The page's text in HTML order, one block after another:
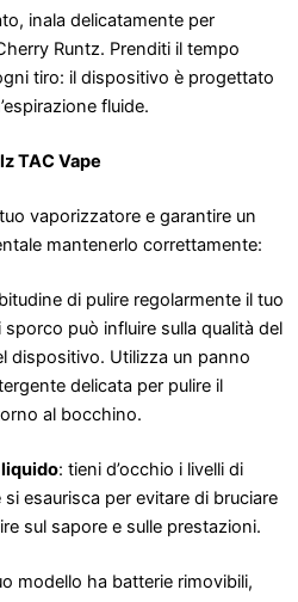
inala delicatamente per
Runtz. Prenditi il ​​tempo
tiro: il dispositivo è progettato
fluide.
TAC Vape
vaporizzatore e garantire un
mantenerlo correttamente:
di pulire regolarmente il tuo
sporco può influire sulla qualità del
dispositivo. Utilizza un panno
delicata per pulire il
al bocchino.
: tieni d’occhio i livelli di
esaurisca per evitare di bruciare
sul sapore e sulle prestazioni.
modello ha batterie rimovibili,